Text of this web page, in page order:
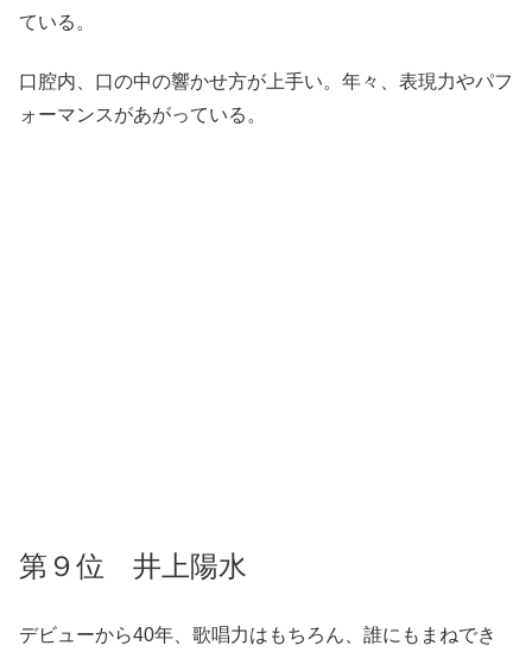
ている。
口腔内、口の中の響かせ方が上手い。年々、表現力やパフ
ォーマンスがあがっている。
第９位 井上陽水
デビューから40年、歌唱力はもちろん、誰にもまねでき